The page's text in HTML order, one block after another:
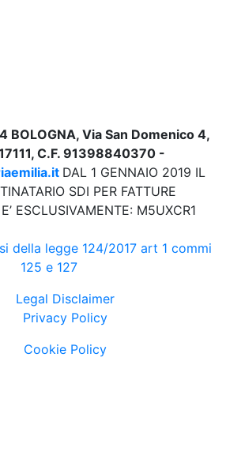
BOLOGNA, Via San Domenico 4,
C.F. 91398840370 -
DAL 1 GENNAIO 2019 IL
SDI PER FATTURE
ESCLUSIVAMENTE: M5UXCR1
della legge 124/2017 art 1 commi
125 e 127
Legal Disclaimer
Privacy Policy
Cookie Policy